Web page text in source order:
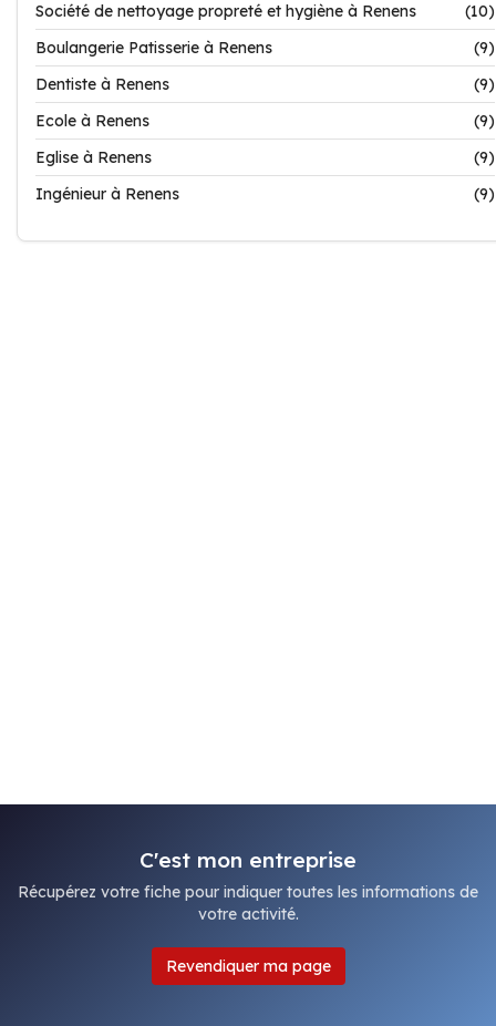
Société de nettoyage propreté et hygiène à Renens
(10)
Boulangerie Patisserie à Renens
(9)
Dentiste à Renens
(9)
Ecole à Renens
(9)
Eglise à Renens
(9)
Ingénieur à Renens
(9)
C'est mon entreprise
Récupérez votre fiche pour indiquer toutes les informations de
votre activité.
Revendiquer ma page